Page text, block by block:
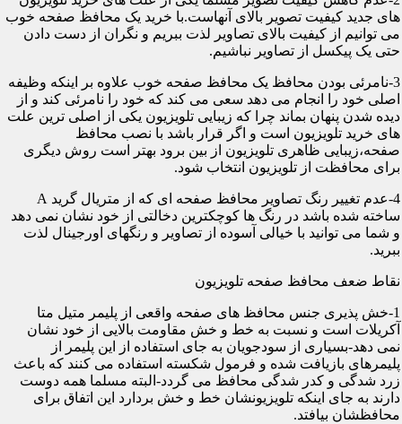
های جدید کیفیت تصویر بالای آنهاست.با خرید یک محافظ صفحه خوب
می توانیم از کیفیت بالای تصاویر لذت ببریم و نگران از دست دادن
حتی یک پیکسل از تصاویر نباشیم.
3-نامرئی بودن محافظ یک محافظ صفحه خوب علاوه بر اینکه وظیفه
اصلی خود را انجام می دهد سعی می کند که خود را نامرئی کند و از
دیده شدن پنهان بماند چرا که زیبایی تلویزیون یکی از اصلی ترین علت
های خرید تلویزیون است و اگر قرار باشد با نصب محافظ
صفحه،زیبایی ظاهری تلویزیون از بین برود بهتر است روش دیگری
برای محافظت از تلویزیون انتخاب شود.
4-عدم تغییر رنگ تصاویر محافظ صفحه ای که از متریال گرید A
ساخته شده باشد در رنگ ها کوچکترین دخالتی از خود نشان نمی دهد
و شما می توانید با خیالی آسوده از تصاویر و رنگهای اورجینال لذت
ببرید.
نقاط ضعف محافظ صفحه تلویزیون
1-خش پذیری جنس محافظ های صفحه واقعی از پلیمر متیل متا
آکریلات است و نسبت به خط و خش مقاومت بالایی از خود نشان
نمی دهد-بسیاری از سودجویان به جای استفاده از این پلیمر از
پلیمرهای بازیافت شده و فرمول شکسته استفاده می کنند که باعث
زرد شدگی و کدر شدگی محافظ می گردد-البته مسلما همه دوست
دارند به جای اینکه تلویزیونشان خط و خش بردارد این اتفاق برای
محافظشان بیافتد.